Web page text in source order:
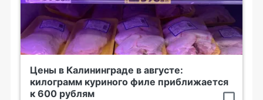
Цены в Калининграде в августе:
килограмм куриного филе приближается
к 600 рублям